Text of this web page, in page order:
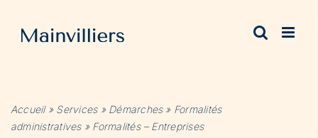
contenu
Accueil» Services» Démarches» Formalités
administratives» Formalités – Entreprises